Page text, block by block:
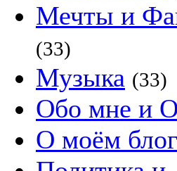
Мечты и
(33)
Музыка (33)
Обо мне и
О моём